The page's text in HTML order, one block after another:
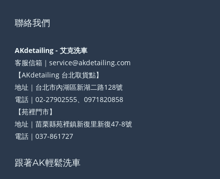
聯絡我們
AKdetailing - 艾克洗車
客服信箱｜service@akdetailing.com
【AKdetailing 台北取貨點】
地址｜台北市內湖區新湖二路128號
電話｜02-27902555、0971820858
【苑裡門市】
地址｜苗栗縣苑裡鎮新復里新復47-8號
電話｜037-861727
跟著AK輕鬆洗車